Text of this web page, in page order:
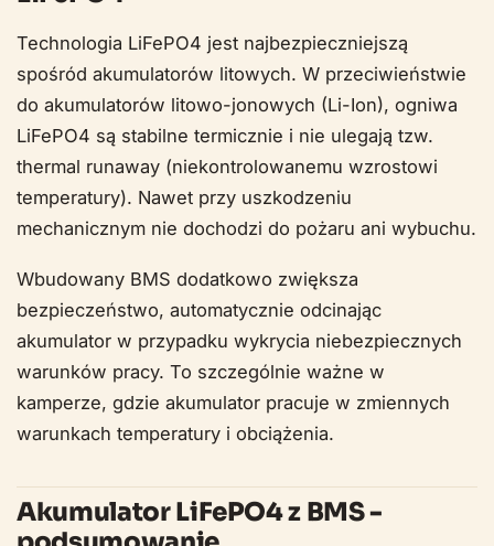
Technologia LiFePO4 jest najbezpieczniejszą
spośród akumulatorów litowych. W przeciwieństwie
do akumulatorów litowo-jonowych (Li-Ion), ogniwa
LiFePO4 są stabilne termicznie i nie ulegają tzw.
thermal runaway (niekontrolowanemu wzrostowi
temperatury). Nawet przy uszkodzeniu
mechanicznym nie dochodzi do pożaru ani wybuchu.
Wbudowany BMS dodatkowo zwiększa
bezpieczeństwo, automatycznie odcinając
akumulator w przypadku wykrycia niebezpiecznych
warunków pracy. To szczególnie ważne w
kamperze, gdzie akumulator pracuje w zmiennych
warunkach temperatury i obciążenia.
Akumulator LiFePO4 z BMS -